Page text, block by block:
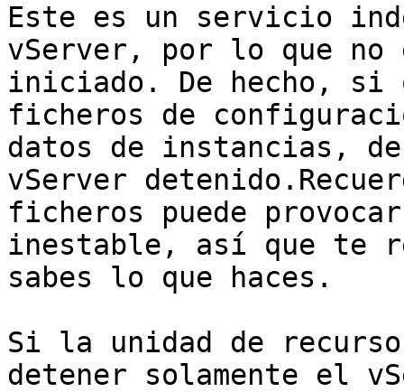
Este es un servicio
vServer, por lo que no
iniciado. De hecho, si
ficheros de
datos de instancias,
vServer
ficheros puede
inestable, así que te
sabes lo que haces.
Si la unidad de
detener solamente el